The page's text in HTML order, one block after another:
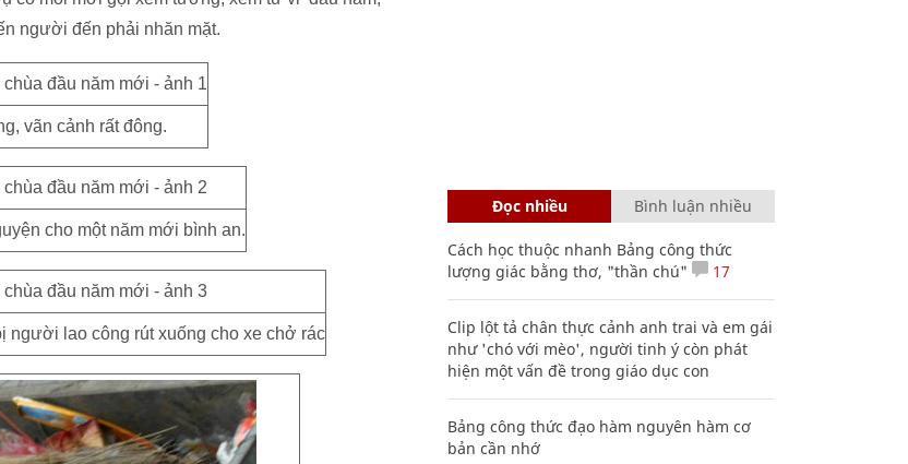
người đến phải nhăn mặt.
vãn cảnh rất đông.
cho một năm mới bình an.
người lao công rút xuống cho xe chở rác
Đọc nhiều Bình luận nhiều
Cách học thuộc nhanh Bảng công thức
lượng giác bằng thơ, "thần chú"
17
Clip lột tả chân thực cảnh anh trai và em gái
như 'chó với mèo', người tinh ý còn phát
hiện một vấn đề trong giáo dục con
Bảng công thức đạo hàm nguyên hàm cơ
bản cần nhớ